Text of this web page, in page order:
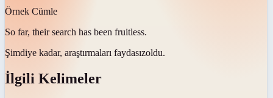
Örnek Cümle
So far, their search has been fruitless.
Şimdiye kadar, araştırmaları faydasızoldu.
İlgili Kelimeler